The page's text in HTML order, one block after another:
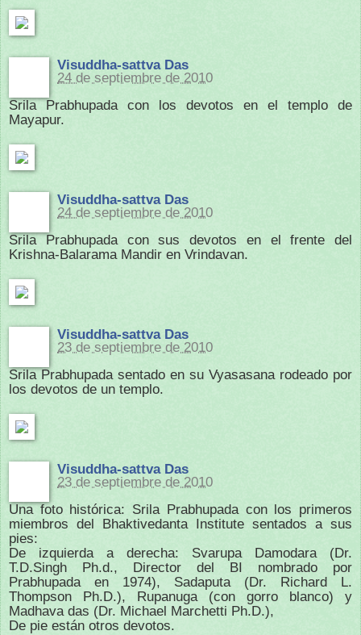
Visuddha-sattva Das
24 de septiembre de 2010
Srila Prabhupada con los devotos en el templo de
Mayapur.
Visuddha-sattva Das
24 de septiembre de 2010
Srila Prabhupada con sus devotos en el frente del
Krishna-Balarama Mandir en Vrindavan.
Visuddha-sattva Das
23 de septiembre de 2010
Srila Prabhupada sentado en su Vyasasana rodeado por
los devotos de un templo.
Visuddha-sattva Das
23 de septiembre de 2010
Una foto histórica: Srila Prabhupada con los primeros
miembros del Bhaktivedanta Institute sentados a sus
pies:
De izquierda a derecha: Svarupa Damodara (Dr.
T.D.Singh Ph.d., Director del BI nombrado por
Prabhupada en 1974), Sadaputa (Dr. Richard L.
Thompson Ph.D.), Rupanuga (con gorro blanco) y
Madhava das (Dr. Michael Marchetti Ph.D.),
De pie están otros devotos.